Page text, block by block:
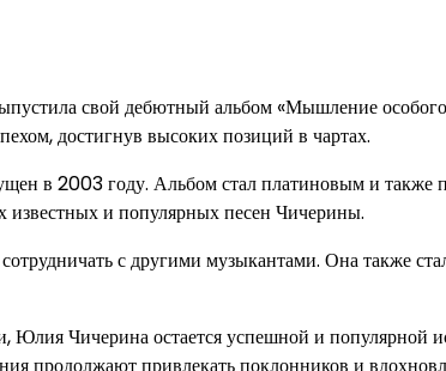
свой дебютный альбом «Мышление
достигнув высоких позиций в чартах.
в 2003 году. Альбом стал платиновым и также
известных и популярных песен Чичерины.
с другими музыкантами. Она также
Юлия Чичерина остается успешной и популярной
продолжают привлекать поклонников и